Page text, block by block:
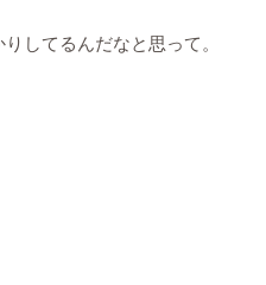
してるんだなと思って。